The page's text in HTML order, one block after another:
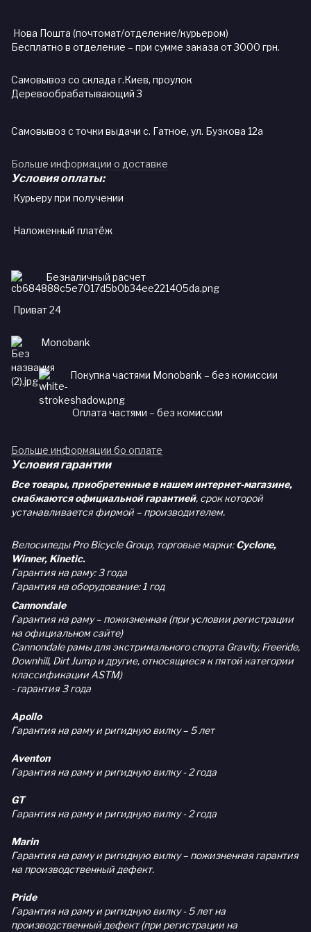
Нова Пошта (почтомат/отделение/курьером)
Бесплатно в отделение – при сумме заказа от 3000 грн.
Самовывоз со склада г.Киев, проулок
Деревообрабатывающий 3
Самовывоз с точки выдачи с. Гатное, ул. Бузкова 12а
Больше информации о доставке
Условия оплаты:
Курьеру при получении
Наложенный платёж
Безналичный расчет
Приват 24
Monobank
Покупка частями Monobank – без комиссии
Оплата частями – без комиссии
Больше информации бо оплате
Условия гарантии
Все товары, приобретенные в нашем интернет-магазине,
снабжаются официальной гарантией, срок которой
устанавливается фирмой – производителем.
Велосипеды Pro Bicycle Group, торговые марки:Cyclone,
Winner, Kinetic.
Гарантия на раму: 3 года
Гарантия на оборудование: 1 год
Cannondale
Гарантия на раму – пожизненная (при условии регистрации
на официальном сайте)
Cannondale рамы для экстримального спорта Gravity, Freeride,
Downhill, Dirt Jump и другие, относящиеся к пятой категории
классификации ASTM)
- гарантия 3 года
Apollo
Гарантия на раму и ригидную вилку – 5 лет
Aventon
Гарантия на раму и ригидную вилку - 2 года
GT
Гарантия на раму и ригидную вилку - 2 года
Marin
Гарантия на раму и ригидную вилку – пожизненная гарантия
на производственный дефект.
Pride
Гарантия на раму и ригидную вилку - 5 лет на
производственный дефект (при регистрации на